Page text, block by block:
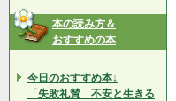
本の読み方＆
おすすめの本
今日のおすすめ本↓
「失敗礼賛 不安と生きる